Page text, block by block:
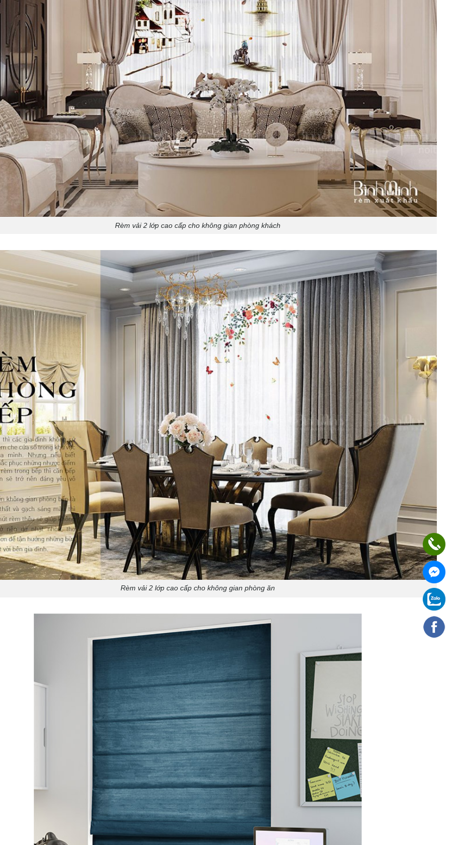
Rèm vải 2 lớp cao cấp cho không gian phòng khách
Rèm vải 2 lớp cao cấp cho không gian phòng ăn